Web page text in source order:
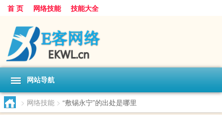
首 页 网络技能 技能大全
网站导航
> 网络技能 > “敷锡永宁”的出处是哪里